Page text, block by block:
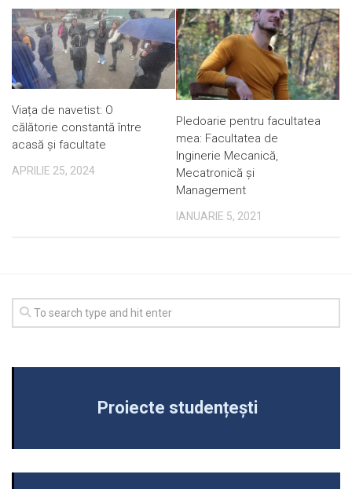
Viața de navetist: O
călătorie constantă între
acasă și facultate
APRILIE 25, 2024
Pledoarie pentru facultatea
mea: Facultatea de
Inginerie Mecanică,
Mecatronică și
Management
IANUARIE 5, 2021
Proiecte studențești